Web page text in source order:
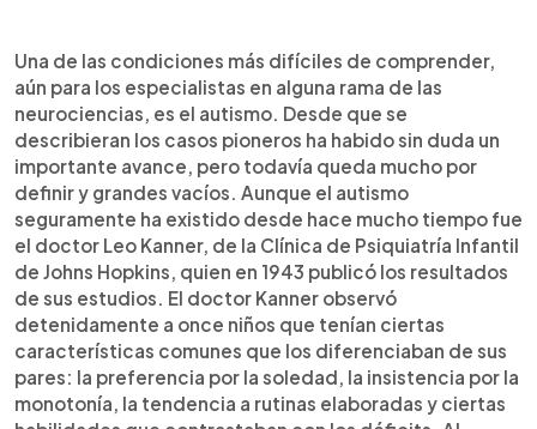
► Escuchar artículo
Una de las condiciones más difíciles de comprender,
aún para los especialistas en alguna rama de las
neurociencias, es el autismo. Desde que se
describieran los casos pioneros ha habido sin duda un
importante avance, pero todavía queda mucho por
definir y grandes vacíos. Aunque el autismo
seguramente ha existido desde hace mucho tiempo fue
el doctor Leo Kanner, de la Clínica de Psiquiatría Infantil
de Johns Hopkins, quien en 1943 publicó los resultados
de sus estudios. El doctor Kanner observó
detenidamente a once niños que tenían ciertas
características comunes que los diferenciaban de sus
pares: la preferencia por la soledad, la insistencia por la
monotonía, la tendencia a rutinas elaboradas y ciertas